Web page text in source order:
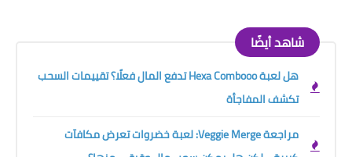
شاهد أيضًا
هل لعبة Hexa Combooo تدفع المال فعلًا؟ تقييمات السحب
تكشف المفاجأة
مراجعة Veggie Merge: لعبة خضروات تعرض مكافآت